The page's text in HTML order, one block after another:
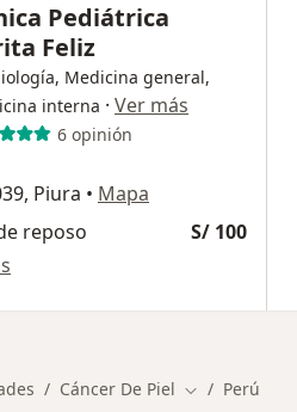
Pediátrica
Feliz
Medicina general,
interna · Ver más
6 opinión
Piura • Mapa
reposo
S/ 100
Cáncer De Piel Cambiar de
Perú